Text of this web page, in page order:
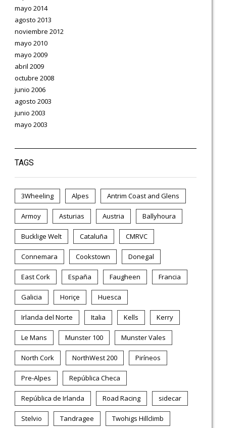
mayo 2014
agosto 2013
noviembre 2012
mayo 2010
mayo 2009
abril 2009
octubre 2008
junio 2006
agosto 2003
junio 2003
mayo 2003
TAGS
3Wheeling Alpes Antrim Coast and Glens
Armoy Asturias Austria Ballyhoura
Bucklige Welt Cataluña CMRVC
Connemara Cookstown Donegal
East Cork España Faugheen Francia
Galicia Horiçe Huesca
Irlanda del Norte Italia Kells Kerry
Le Mans Munster 100 Munster Vales
North Cork NorthWest 200 Piríneos
Pre-Alpes República Checa
República de Irlanda Road Racing sidecar
Stelvio Tandragee Twohigs Hillclimb